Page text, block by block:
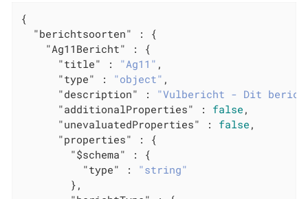
{
"berichtsoorten"
: {
"Ag11Bericht"
: {
"title"
: "Ag11" ,
"type"
: "object" ,
"description"
: "Vulbericht - Dit bericht
"additionalProperties"
: false ,
"unevaluatedProperties"
: false ,
"properties"
: {
"$schema"
: {
"type"
: "string"
        },